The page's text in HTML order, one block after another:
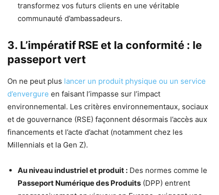
transformez vos futurs clients en une véritable
communauté d’ambassadeurs.
3. L’impératif RSE et la conformité : le
passeport vert
On ne peut plus lancer un produit physique ou un service
d’envergure en faisant l’impasse sur l’impact
environnemental. Les critères environnementaux, sociaux
et de gouvernance (RSE) façonnent désormais l’accès aux
financements et l’acte d’achat (notamment chez les
Millennials et la Gen Z).
Au niveau industriel et produit : Des normes comme le
Passeport Numérique des Produits (DPP) entrent